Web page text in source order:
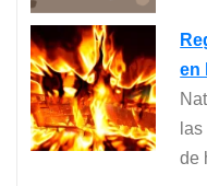
en
de